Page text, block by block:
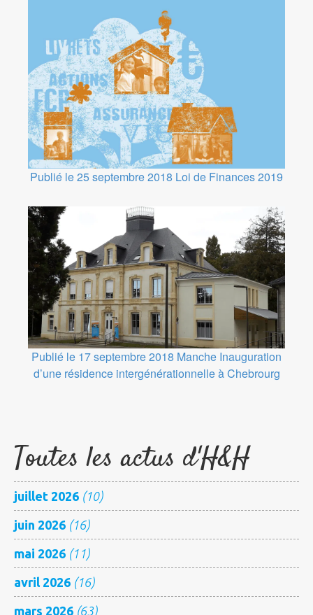
Publié le 25 septembre 2018 Loi de Finances 2019
Publié le 17 septembre 2018 Manche Inauguration
d’une résidence intergénérationnelle à Chebrourg
Toutes les actus d'H&H
juillet 2026 (10)
juin 2026 (16)
mai 2026 (11)
avril 2026 (16)
mars 2026 (63)